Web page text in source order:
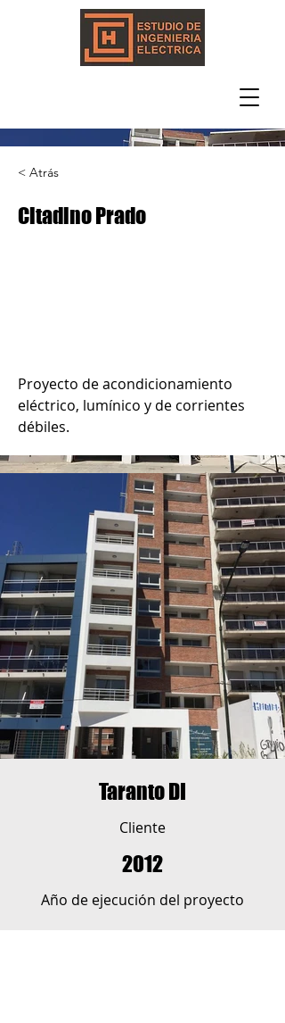
< Atrás
Citadino Prado
Proyecto de acondicionamiento
eléctrico, lumínico y de corrientes
débiles.
Taranto DI
Cliente
2012
Año de ejecución del proyecto